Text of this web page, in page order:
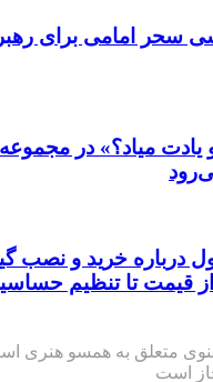
سحر امامی برای
میاد؟» در مجموعه
درباره خرید و نصب
قیمت تا تنظیم
متعلق به همسو هنری
است